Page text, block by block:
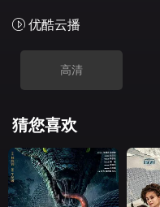
优酷云播
高清
猜您喜欢